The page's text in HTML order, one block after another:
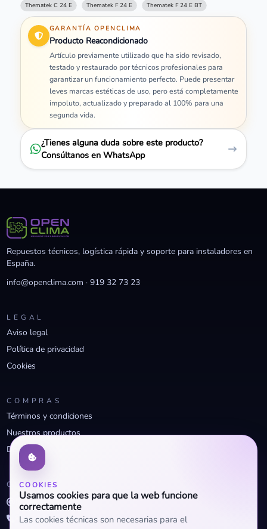
Thematek C 24 E Thematek F 24 E Thematek F 24 E BT
GARANTÍA OPENCLIMA
Producto Reacondicionado
Artículo previamente utilizado que ha sido revisado,
testado y restaurado por técnicos profesionales para
garantizar un funcionamiento perfecto. Puede presentar
leves marcas estéticas de uso, pero está completamente
impoluto, actualizado y preparado al 100% para una
segunda vida.
¿Tienes alguna duda sobre este producto?
Consúltanos en WhatsApp
COOKIES
Usamos cookies para que la web funcione
correctamente
Las cookies técnicas son necesarias para el
Repuestos técnicos, logística rápida y soporte para instaladores en
España.
info@openclima.com ·919 32 73 23
LEGAL
Aviso legal
Política de privacidad
Cookies
COMPRAS
Términos y condiciones
Nuestros productos
Descuentos profesionales
CONTACTO
info@openclima.com
919 32 73 23